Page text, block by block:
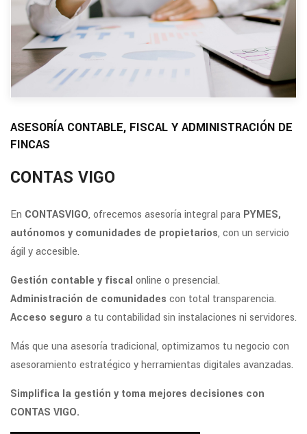
ASESORÍA CONTABLE, FISCAL Y ADMINISTRACIÓN DE
FINCAS
CONTAS VIGO
En CONTASVIGO, ofrecemos asesoría integral para PYMES,
autónomos y comunidades de propietarios, con un servicio
ágil y accesible.
Gestión contable y fiscal online o presencial.
Administración de comunidades con total transparencia.
Acceso seguro a tu contabilidad sin instalaciones ni servidores.
Más que una asesoría tradicional, optimizamos tu negocio con
asesoramiento estratégico y herramientas digitales avanzadas.
Simplifica la gestión y toma mejores decisiones con
CONTAS VIGO.